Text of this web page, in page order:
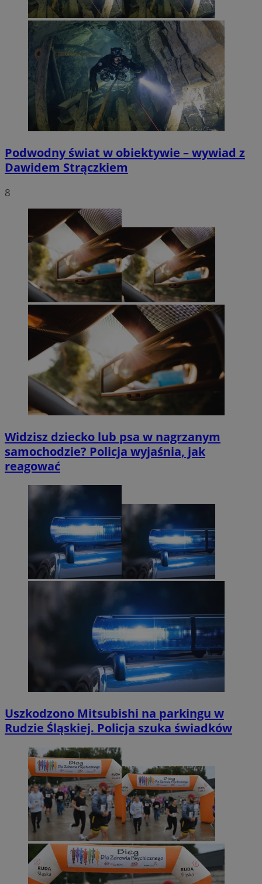
Podwodny świat w obiektywie – wywiad z
Dawidem Strączkiem
8
Widzisz dziecko lub psa w nagrzanym
samochodzie? Policja wyjaśnia, jak
reagować
Uszkodzono Mitsubishi na parkingu w
Rudzie Śląskiej. Policja szuka świadków